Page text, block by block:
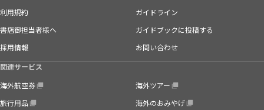
利用規約
ガイドライン
書店御担当者様へ
ガイドブックに投稿する
採用情報
お問い合わせ
関連サービス
海外航空券
海外ツアー
旅行用品
海外のおみやげ